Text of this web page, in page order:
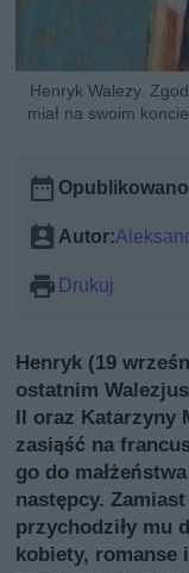
Henryk Walezy.
miał na swoim
Autor:
Drukuj
Henryk (19
ostatnim
II oraz Katarzyny
zasiąść na
go do
następcy.
przychodziły mu
kobiety, romanse